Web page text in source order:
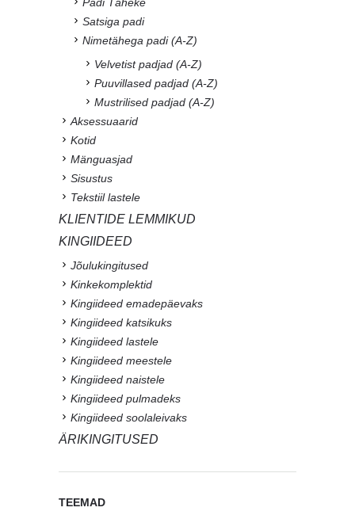
Satsiga padi
Nimetähega padi (A-Z)
Velvetist padjad (A-Z)
Puuvillased padjad (A-Z)
Mustrilised padjad (A-Z)
Aksessuaarid
Kotid
Mänguasjad
Sisustus
Tekstiil lastele
KLIENTIDE LEMMIKUD
KINGIIDEED
Jõulukingitused
Kinkekomplektid
Kingiideed emadepäevaks
Kingiideed katsikuks
Kingiideed lastele
Kingiideed meestele
Kingiideed naistele
Kingiideed pulmadeks
Kingiideed soolaleivaks
ÄRIKINGITUSED
TEEMAD